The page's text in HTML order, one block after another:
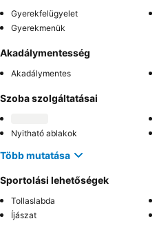
Gyerekfelügyelet
Gyerekmenük
Akadálymentesség
Akadálymentes
Szoba szolgáltatásai
Nyitható ablakok
Több mutatása
Sportolási lehetőségek
Tollaslabda
Íjászat